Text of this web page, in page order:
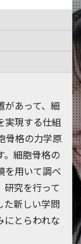
があって、細
実現する仕組
骨格の力学原
。細胞骨格の
を用いて調べ
研究を行って
た新しい学問
にとらわれな